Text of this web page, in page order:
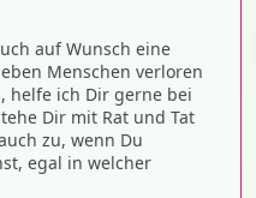
auf Wunsch eine
Menschen verloren
helfe ich Dir gerne bei
Dir mit Rat und Tat
zu, wenn Du
egal in welcher